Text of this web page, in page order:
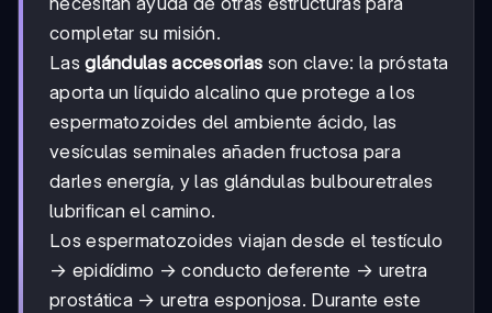
completar su misión.
Lasglándulas accesorias son clave: la próstata
aporta un líquido alcalino que protege a los
espermatozoides del ambiente ácido, las
vesículas seminales añaden fructosa para
darles energía, y las glándulas bulbouretrales
lubrifican el camino.
Los espermatozoides viajan desde el testículo
→ epidídimo → conducto deferente → uretra
prostática → uretra esponjosa. Durante este